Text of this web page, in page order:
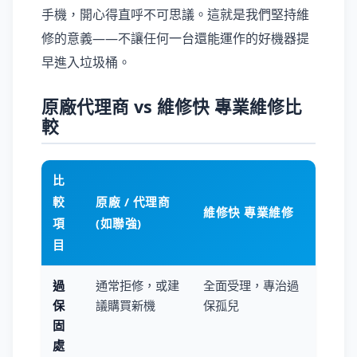
手機，開心得直呼不可思議。這就是我們堅持維
修的意義——不讓任何一台還能運作的好機器提
早進入垃圾桶。
原廠代理商 vs 維修快 專業維修比
較
比
較
項
目
原廠 / 代理商
(如聯強)
維修快 專業維修
過
保
固
處
通常拒修，或建
議購買新機
全面受理，專治過
保孤兒